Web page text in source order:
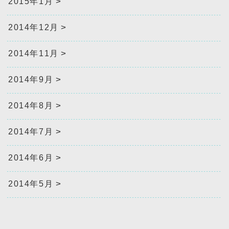
2014年12月
2014年11月
2014年9月
2014年8月
2014年7月
2014年6月
2014年5月